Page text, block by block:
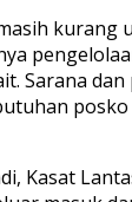
kurang
Sarana
Kasat